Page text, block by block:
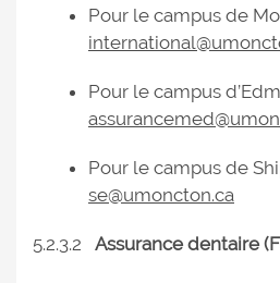
Pour le campus de
Pour le campus
Pour le campus de
se@umoncton.ca
5.2.3.2 Assurance dentaire